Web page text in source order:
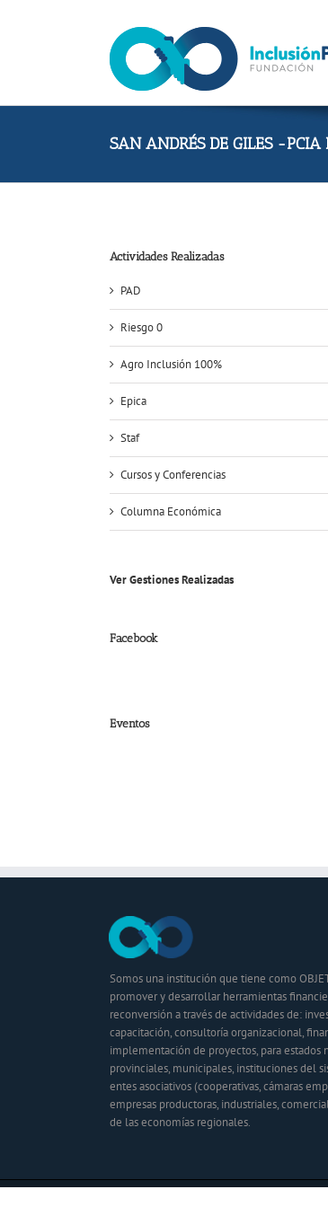
SAN ANDRÉS DE GILES -PCIA
Actividades Realizadas
PAD
Riesgo 0
Agro Inclusión 100%
Epica
Staf
Cursos y Conferencias
Columna Económica
Ver Gestiones Realizadas
Facebook
Eventos
Somos una institución que tiene como
promover y desarrollar herramientas
reconversión a través de actividades de:
capacitación, consultoría organizacional,
implementación de proyectos, para estados
provinciales, municipales, instituciones del
entes asociativos (cooperativas, cámaras
empresas productoras, industriales,
de las economías regionales.